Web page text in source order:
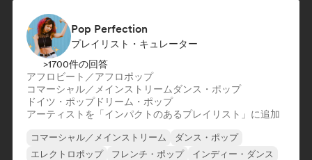
Pop Perfection
プレイリスト・キュレーター
>1700件の回答
アフロビート／アフロポップ
コマーシャル／メインストリーム ダンス・ポップ
ドイツ・ポップドリーム・ポップ
アーティストを「インパクトのあるプレイリスト」に追加
コマーシャル／メインストリーム
ダンス・ポップ
エレクトロポップ
フレンチ・ポップ
インディー・ダンス